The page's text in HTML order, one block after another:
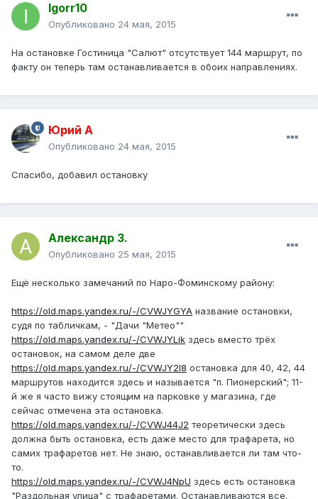
Igorr10
Опубликовано 24 мая, 2015
На остановке Гостиница "Салют" отсутствует 144 маршрут, по
факту он теперь там останавливается в обоих направлениях.
Юрий А
Опубликовано 24 мая, 2015
Спасибо, добавил остановку
Александр З.
Опубликовано 25 мая, 2015
Ещё несколько замечаний по Наро-Фоминскому району:
https://old.maps.yandex.ru/-/CVWJYGYA название остановки,
судя по табличкам, - "Дачи "Метео""
https://old.maps.yandex.ru/-/CVWJYLik здесь вместо трёх
остановок, на самом деле две
https://old.maps.yandex.ru/-/CVWJY2I8 остановка для 40, 42, 44
маршрутов находится здесь и называется "п. Пионерский"; 11-
й же я часто вижу стоящим на парковке у магазина, где
сейчас отмечена эта остановка.
https://old.maps.yandex.ru/-/CVWJ44J2 теоретически здесь
должна быть остановка, есть даже место для трафарета, но
самих трафаретов нет. Не знаю, останавливается ли там что-
то.
https://old.maps.yandex.ru/-/CVWJ4NpU здесь есть остановка
"Раздольная улица" с трафаретами. Останавливаются все.